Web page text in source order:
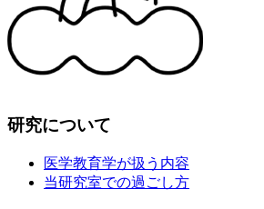
研究について
医学教育学が扱う内容
当研究室での過ごし方